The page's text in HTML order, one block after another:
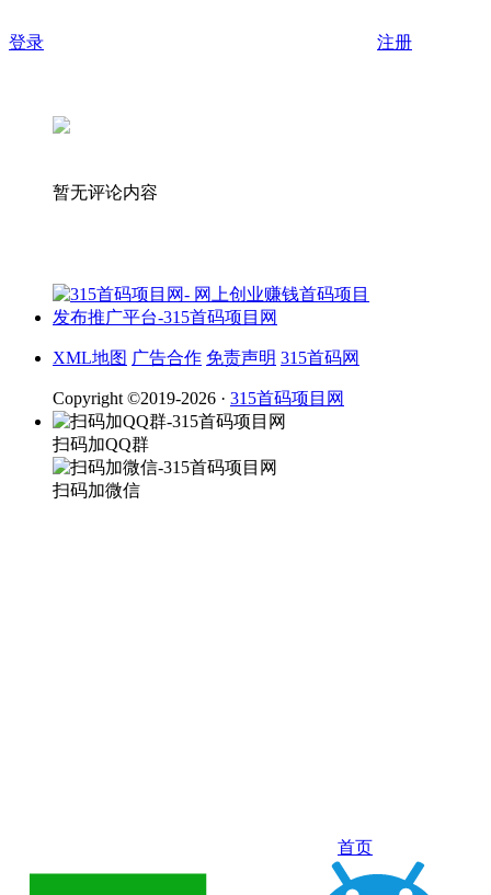
登录 注册
暂无评论内容
XML地图 广告合作 免责声明 315首码网
Copyright ©2019-2026 · 315首码项目网
扫码加QQ群
扫码加微信
首页